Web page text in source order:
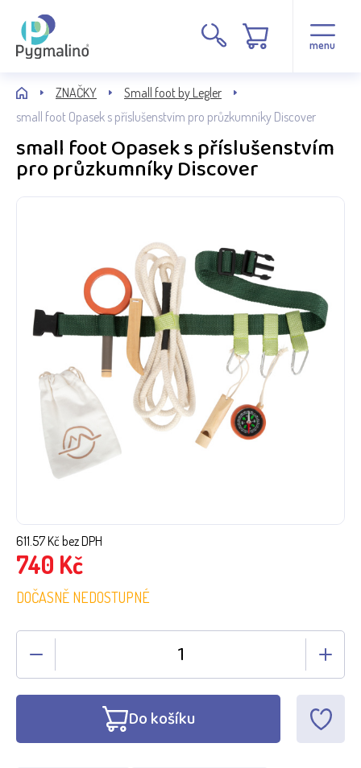
menu
ZNAČKY
Small foot by Legler
small foot Opasek s příslušenstvím pro průzkumníky Discover
small foot Opasek s příslušenstvím
pro průzkumníky Discover
611.57Kč bez DPH
740 Kč
DOČASNĚ NEDOSTUPNÉ
Do košíku